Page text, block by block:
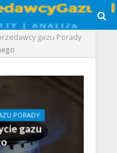
gazu Porady
PORADY
gazu